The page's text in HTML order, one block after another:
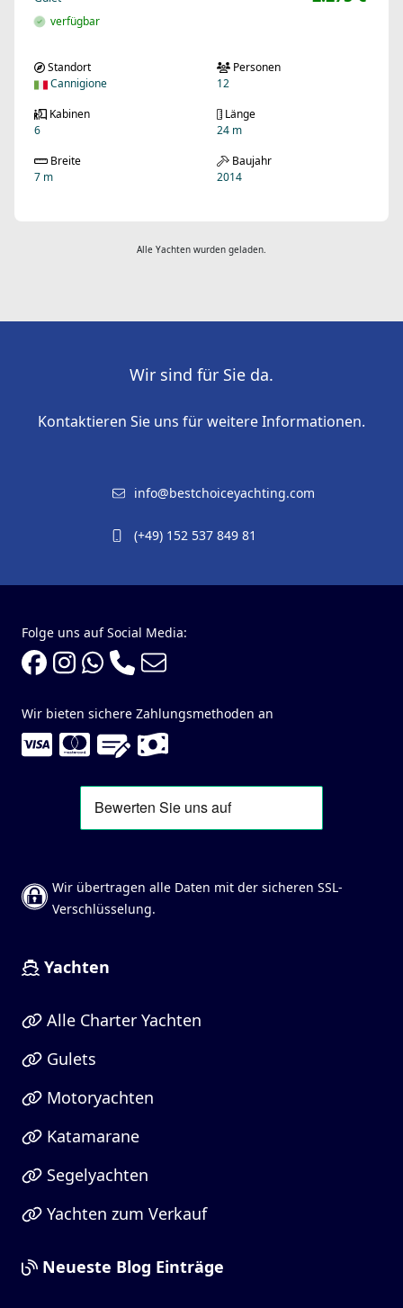
verfügbar
Standort
Cannigione
Personen
12
Kabinen
6
Länge
24 m
Breite
7 m
Baujahr
2014
Alle Yachten wurden geladen.
Wir sind für Sie da.
Kontaktieren Sie uns für weitere Informationen.
info@bestchoiceyachting.com
(+49) 152 537 849 81
Folge uns auf Social Media:
Wir bieten sichere Zahlungsmethoden an
Wir übertragen alle Daten mit der sicheren SSL-
Verschlüsselung.
Yachten
Alle Charter Yachten
Gulets
Motoryachten
Katamarane
Segelyachten
Yachten zum Verkauf
Neueste Blog Einträge